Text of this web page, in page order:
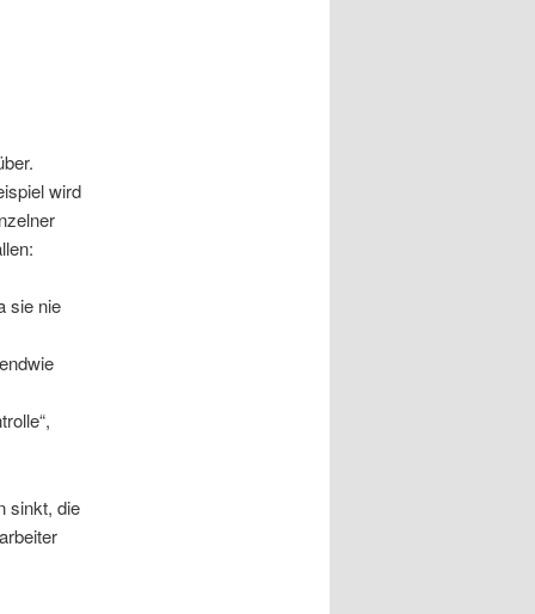
wird
sie nie
sinkt, die